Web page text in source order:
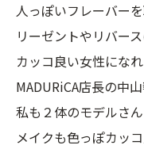
人っぽいフレーバー
リーゼントやリバー
カッコ良い女性にな
MADURiCA店長の中
私も２体のモデルさ
メイクも色っぽカッ